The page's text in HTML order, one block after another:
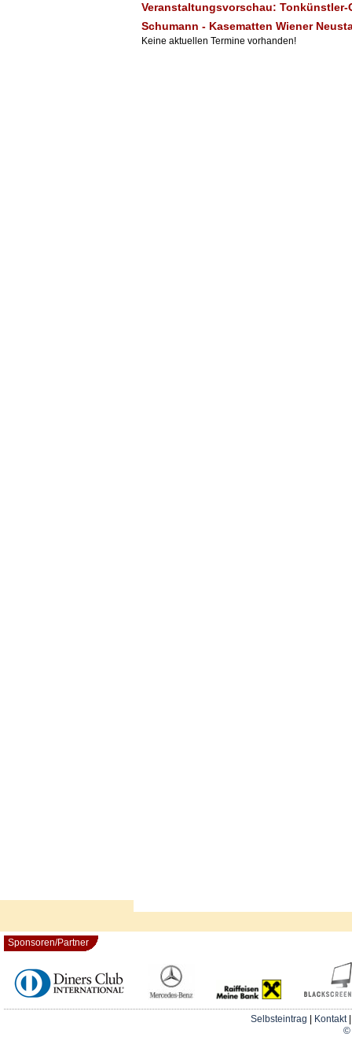
Veranstaltungsvorschau: Tonkünstler-
Schumann - Kasematten Wiener
Keine aktuellen Termine vorhanden!
Sponsoren/Partner
Selbsteintrag Kontakt
©